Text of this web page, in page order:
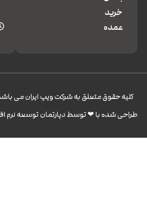
خرید
عمده
کليه حقوق متعلق به شرکت ویپ ایران می
طراحی شده با ❤︎ توسط دپارتمان توسعه نرم